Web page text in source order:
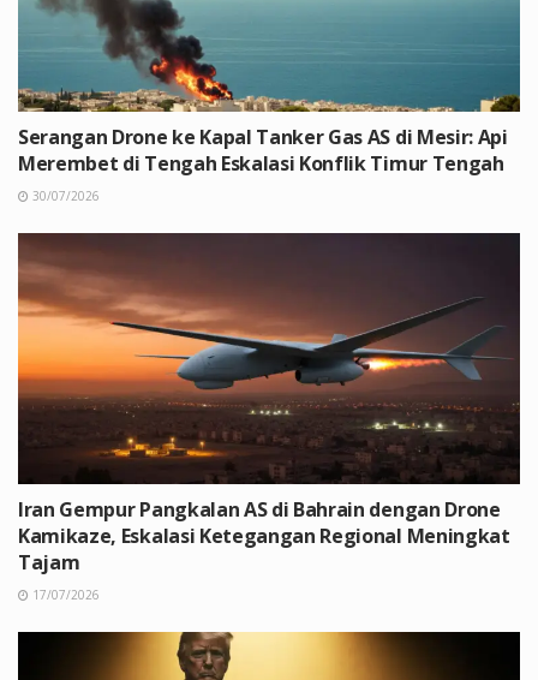
Serangan Drone ke Kapal Tanker Gas AS di Mesir: Api
Merembet di Tengah Eskalasi Konflik Timur Tengah
30/07/2026
Iran Gempur Pangkalan AS di Bahrain dengan Drone
Kamikaze, Eskalasi Ketegangan Regional Meningkat
Tajam
17/07/2026